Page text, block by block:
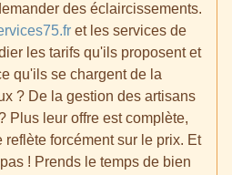
des éclaircissements.
et les services de
les tarifs qu'ils proposent et
qu'ils se chargent de la
? De la gestion des artisans
Plus leur offre est complète,
reflète forcément sur le prix. Et
! Prends le temps de bien